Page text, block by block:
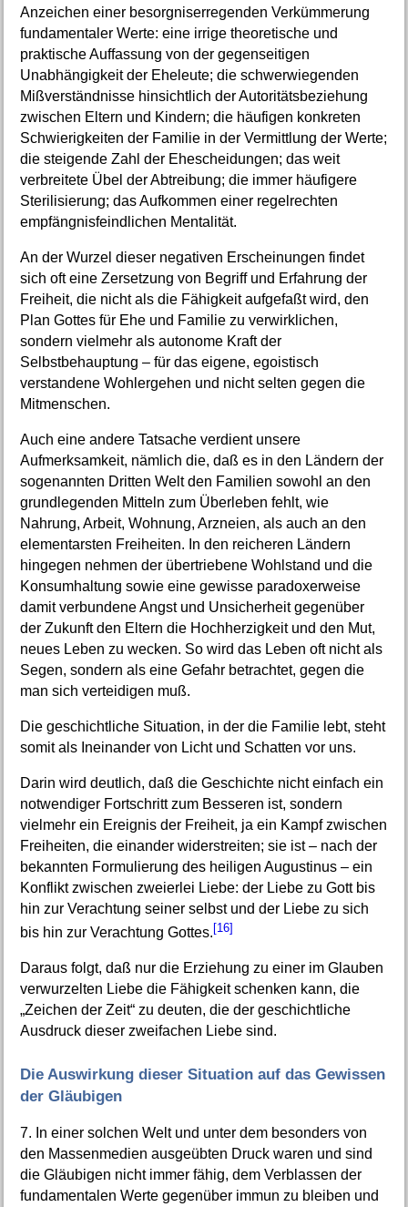
Anzeichen einer besorgniserregenden Verkümmerung
fundamentaler Werte: eine irrige theoretische und
praktische Auffassung von der gegenseitigen
Unabhängigkeit der Eheleute; die schwerwiegenden
Mißverständnisse hinsichtlich der Autoritätsbeziehung
zwischen Eltern und Kindern; die häufigen konkreten
Schwierigkeiten der Familie in der Vermittlung der Werte;
die steigende Zahl der Ehescheidungen; das weit
verbreitete Übel der Abtreibung; die immer häufigere
Sterilisierung; das Aufkommen einer regelrechten
empfängnisfeindlichen Mentalität.
An der Wurzel dieser negativen Erscheinungen findet
sich oft eine Zersetzung von Begriff und Erfahrung der
Freiheit, die nicht als die Fähigkeit aufgefaßt wird, den
Plan Gottes für Ehe und Familie zu verwirklichen,
sondern vielmehr als autonome Kraft der
Selbstbehauptung – für das eigene, egoistisch
verstandene Wohlergehen und nicht selten gegen die
Mitmenschen.
Auch eine andere Tatsache verdient unsere
Aufmerksamkeit, nämlich die, daß es in den Ländern der
sogenannten Dritten Welt den Familien sowohl an den
grundlegenden Mitteln zum Überleben fehlt, wie
Nahrung, Arbeit, Wohnung, Arzneien, als auch an den
elementarsten Freiheiten. In den reicheren Ländern
hingegen nehmen der übertriebene Wohlstand und die
Konsumhaltung sowie eine gewisse paradoxerweise
damit verbundene Angst und Unsicherheit gegenüber
der Zukunft den Eltern die Hochherzigkeit und den Mut,
neues Leben zu wecken. So wird das Leben oft nicht als
Segen, sondern als eine Gefahr betrachtet, gegen die
man sich verteidigen muß.
Die geschichtliche Situation, in der die Familie lebt, steht
somit als Ineinander von Licht und Schatten vor uns.
Darin wird deutlich, daß die Geschichte nicht einfach ein
notwendiger Fortschritt zum Besseren ist, sondern
vielmehr ein Ereignis der Freiheit, ja ein Kampf zwischen
Freiheiten, die einander widerstreiten; sie ist – nach der
bekannten Formulierung des heiligen Augustinus – ein
Konflikt zwischen zweierlei Liebe: der Liebe zu Gott bis
hin zur Verachtung seiner selbst und der Liebe zu sich
bis hin zur Verachtung Gottes.[16]
Daraus folgt, daß nur die Erziehung zu einer im Glauben
verwurzelten Liebe die Fähigkeit schenken kann, die
„Zeichen der Zeit“ zu deuten, die der geschichtliche
Ausdruck dieser zweifachen Liebe sind.
Die Auswirkung dieser Situation auf das Gewissen
der Gläubigen
7. In einer solchen Welt und unter dem besonders von
den Massenmedien ausgeübten Druck waren und sind
die Gläubigen nicht immer fähig, dem Verblassen der
fundamentalen Werte gegenüber immun zu bleiben und